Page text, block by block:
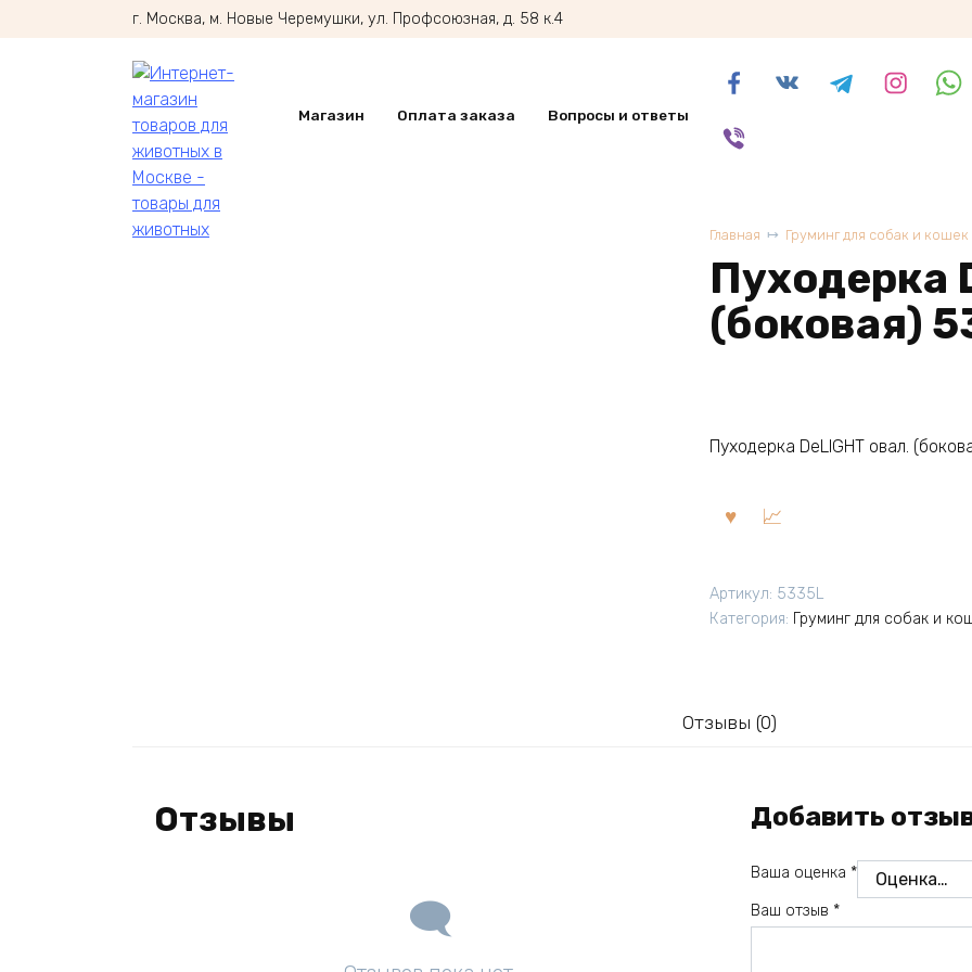
г. Москва, м. Новые Черемушки, ул. Профсоюзная, д. 58 к.4
Магазин Оплата заказа Вопросы и ответы
Главная Груминг для собак и кошек
Пуходерка
(боковая)
Пуходерка DeLIGHT овал.
Артикул: 5335L
Категория: Груминг для собак и
Отзывы (0)
Отзывы Добавить
Ваша оценка *
Ваш отзыв *